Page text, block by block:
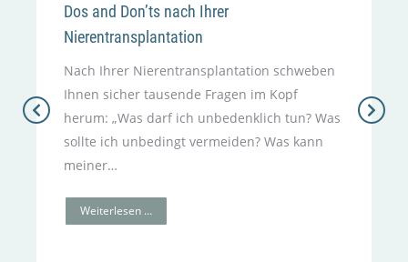
Dos and Don’ts nach Ihrer
Nierentransplantation
Nach Ihrer Nierentransplantation schweben
Ihnen sicher tausende Fragen im Kopf
herum: „Was darf ich unbedenklich tun? Was
sollte ich unbedingt vermeiden? Was kann
meiner…
Weiterlesen …